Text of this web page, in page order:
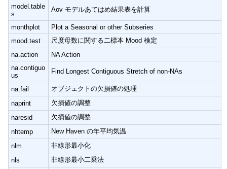
model.table
s
Aov モデルあてはめ結果表を計算
monthplot
Plot a Seasonal or other Subseries
mood.test
尺度母数に関する二標本 Mood 検定
na.action
NA Action
na.contiguo
us
Find Longest Contiguous Stretch of non-NAs
na.fail
オブジェクトの欠損値の処理
naprint
欠損値の調整
naresid
欠損値の調整
nhtemp
New Haven の年平均気温
nlm
非線形最小化
nls
非線形最小二乗法